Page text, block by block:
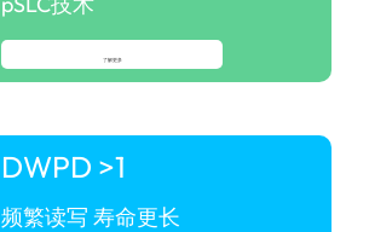
了解更多
DWPD >1
频繁读写 寿命更长